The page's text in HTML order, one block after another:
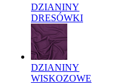
DZIANINY
DRESÓWKI
DZIANINY
WISKOZOWE